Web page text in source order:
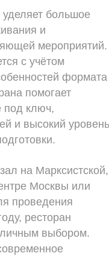
большое
и
мероприятий.
с учётом
формата
помогает
под ключ,
и высокий
на Марксистской,
Москвы или
проведения
ресторан
выбором.